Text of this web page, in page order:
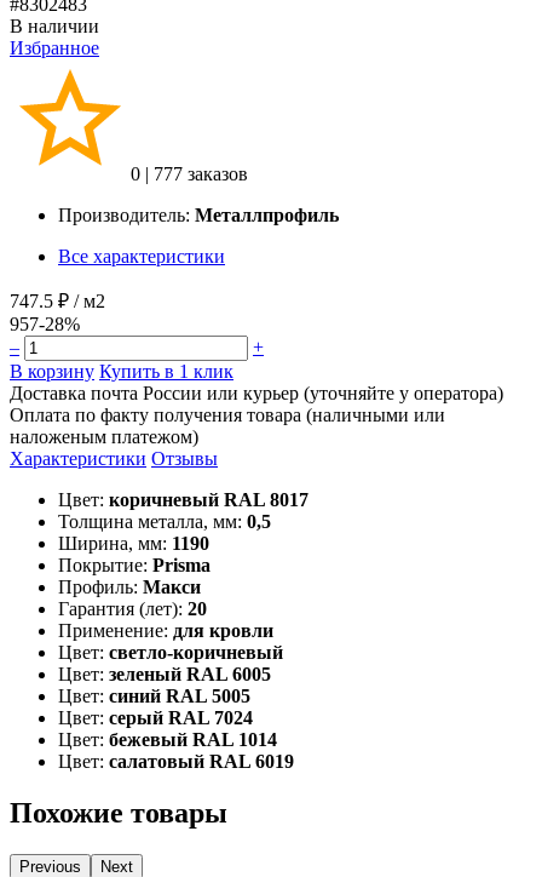
В наличии
Избранное
0 | 777 заказов
Производитель: Металлпрофиль
Все характеристики
747.5 ₽ / м2
957-28%
–
+
В корзину Купить в 1 клик
Доставка почта России или курьер (уточняйте у оператора)
Оплата по факту получения товара (наличными или
наложеным платежом)
Характеристики Отзывы
Цвет: коричневый RAL 8017
Толщина металла, мм: 0,5
Ширина, мм: 1190
Покрытие: Prisma
Профиль: Макси
Гарантия (лет): 20
Применение: для кровли
Цвет: светло-коричневый
Цвет: зеленый RAL 6005
Цвет: синий RAL 5005
Цвет: серый RAL 7024
Цвет: бежевый RAL 1014
Цвет: салатовый RAL 6019
Похожие товары
Previous Next